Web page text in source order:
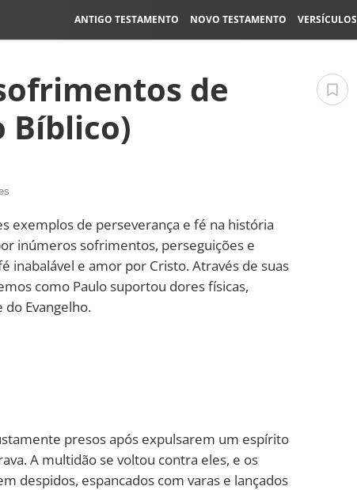
ANTIGO TESTAMENTO NOVO TESTAMENTO VERSÍCULOS
de
Bíblico)
exemplos de perseverança e fé na história
inúmeros sofrimentos, perseguições e
inabalável e amor por Cristo. Através de suas
como Paulo suportou dores físicas,
Evangelho.
presos após expulsarem um espírito
A multidão se voltou contra eles, e os
despidos, espancados com varas e lançados